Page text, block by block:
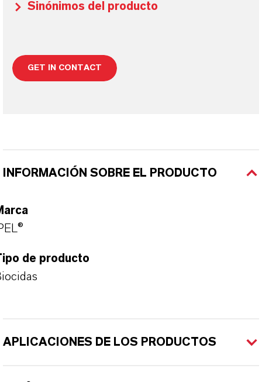
Sinónimos del producto
GET IN CONTACT
INFORMACIÓN SOBRE EL PRODUCTO
de producto
APLICACIONES DE LOS PRODUCTOS